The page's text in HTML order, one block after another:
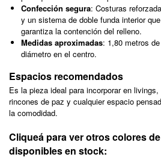
Confección segura: Costuras
y un sistema de doble funda interior
garantiza la contención del relleno.
Medidas aproximadas: 1,80 metros
diámetro en el centro.
Espacios recomendados
Es la pieza ideal para incorporar en
rincones de paz y cualquier espacio
la comodidad.
Cliqueá para ver otros colores
disponibles en stock: